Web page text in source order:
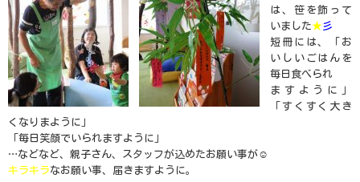
は、笹を飾って
いました★彡
短冊には、「お
いしいごはんを
毎日食べられ
ますように」
「すくすく大き
くなりまように」
「毎日笑顔でいられますように」
…などなど、親子さん、スタッフが込めたお願い事が☺
キラキラなお願い事、届きますように。